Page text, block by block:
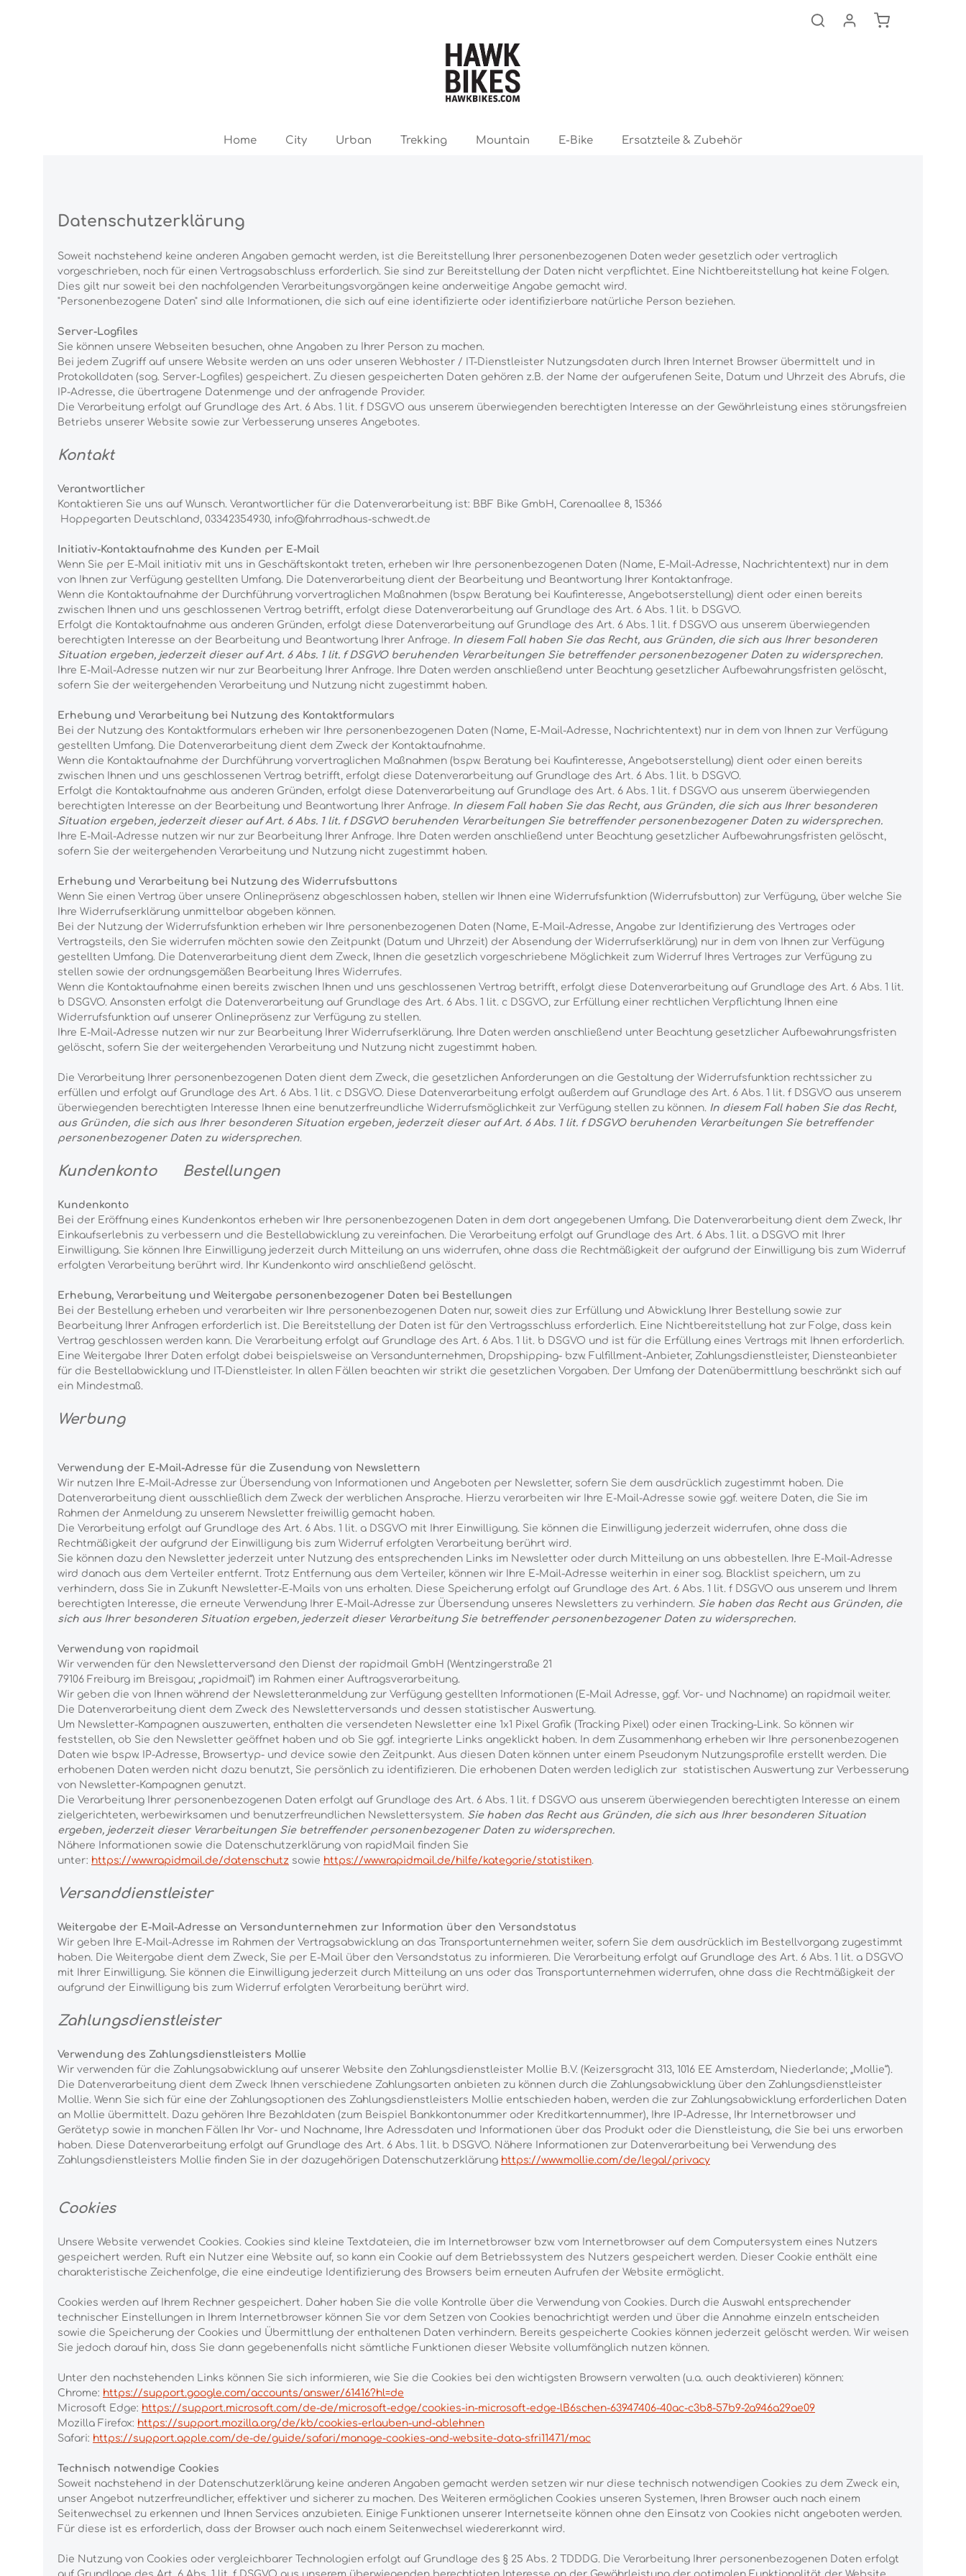
Warenkorb
Home City Urban Trekking Mountain E-Bike Ersatzteile & Zubehör
Datenschutzerklärung
Soweit nachstehend keine anderen Angaben gemacht werden, ist die Bereitstellung Ihrer personenbezogenen Daten weder gesetzlich oder vertraglich
vorgeschrieben, noch für einen Vertragsabschluss erforderlich. Sie sind zur Bereitstellung der Daten nicht verpflichtet. Eine Nichtbereitstellung hat keine Folgen.
Dies gilt nur soweit bei den nachfolgenden Verarbeitungsvorgängen keine anderweitige Angabe gemacht wird.
"Personenbezogene Daten" sind alle Informationen, die sich auf eine identifizierte oder identifizierbare natürliche Person beziehen.
Server-Logfiles
Sie können unsere Webseiten besuchen, ohne Angaben zu Ihrer Person zu machen.
Bei jedem Zugriff auf unsere Website werden an uns oder unseren Webhoster / IT-Dienstleister Nutzungsdaten durch Ihren Internet Browser übermittelt und in
Protokolldaten (sog. Server-Logfiles) gespeichert. Zu diesen gespeicherten Daten gehören z.B. der Name der aufgerufenen Seite, Datum und Uhrzeit des Abrufs, die
IP-Adresse, die übertragene Datenmenge und der anfragende Provider.
Die Verarbeitung erfolgt auf Grundlage des Art. 6 Abs. 1 lit. f DSGVO aus unserem überwiegenden berechtigten Interesse an der Gewährleistung eines störungsfreien
Betriebs unserer Website sowie zur Verbesserung unseres Angebotes.
Kontakt
Verantwortlicher
Kontaktieren Sie uns auf Wunsch. Verantwortlicher für die Datenverarbeitung ist: BBF Bike GmbH, Carenaallee 8, 15366
Hoppegarten Deutschland, 03342354930, info@fahrradhaus-schwedt.de
Initiativ-Kontaktaufnahme des Kunden per E-Mail
Wenn Sie per E-Mail initiativ mit uns in Geschäftskontakt treten, erheben wir Ihre personenbezogenen Daten (Name, E-Mail-Adresse, Nachrichtentext) nur in dem
von Ihnen zur Verfügung gestellten Umfang. Die Datenverarbeitung dient der Bearbeitung und Beantwortung Ihrer Kontaktanfrage.
Wenn die Kontaktaufnahme der Durchführung vorvertraglichen Maßnahmen (bspw. Beratung bei Kaufinteresse, Angebotserstellung) dient oder einen bereits
zwischen Ihnen und uns geschlossenen Vertrag betrifft, erfolgt diese Datenverarbeitung auf Grundlage des Art. 6 Abs. 1 lit. b DSGVO.
Erfolgt die Kontaktaufnahme aus anderen Gründen, erfolgt diese Datenverarbeitung auf Grundlage des Art. 6 Abs. 1 lit. f DSGVO aus unserem überwiegenden
berechtigten Interesse an der Bearbeitung und Beantwortung Ihrer Anfrage. In diesem Fall haben Sie das Recht, aus Gründen, die sich aus Ihrer besonderen
Situation ergeben, jederzeit dieser auf Art. 6 Abs. 1 lit. f DSGVO beruhenden Verarbeitungen Sie betreffender personenbezogener Daten zu widersprechen.
Ihre E-Mail-Adresse nutzen wir nur zur Bearbeitung Ihrer Anfrage. Ihre Daten werden anschließend unter Beachtung gesetzlicher Aufbewahrungsfristen gelöscht,
sofern Sie der weitergehenden Verarbeitung und Nutzung nicht zugestimmt haben.
Erhebung und Verarbeitung bei Nutzung des Kontaktformulars
Bei der Nutzung des Kontaktformulars erheben wir Ihre personenbezogenen Daten (Name, E-Mail-Adresse, Nachrichtentext) nur in dem von Ihnen zur Verfügung
gestellten Umfang. Die Datenverarbeitung dient dem Zweck der Kontaktaufnahme.
Wenn die Kontaktaufnahme der Durchführung vorvertraglichen Maßnahmen (bspw. Beratung bei Kaufinteresse, Angebotserstellung) dient oder einen bereits
zwischen Ihnen und uns geschlossenen Vertrag betrifft, erfolgt diese Datenverarbeitung auf Grundlage des Art. 6 Abs. 1 lit. b DSGVO.
Erfolgt die Kontaktaufnahme aus anderen Gründen, erfolgt diese Datenverarbeitung auf Grundlage des Art. 6 Abs. 1 lit. f DSGVO aus unserem überwiegenden
berechtigten Interesse an der Bearbeitung und Beantwortung Ihrer Anfrage. In diesem Fall haben Sie das Recht, aus Gründen, die sich aus Ihrer besonderen
Situation ergeben, jederzeit dieser auf Art. 6 Abs. 1 lit. f DSGVO beruhenden Verarbeitungen Sie betreffender personenbezogener Daten zu widersprechen.
Ihre E-Mail-Adresse nutzen wir nur zur Bearbeitung Ihrer Anfrage. Ihre Daten werden anschließend unter Beachtung gesetzlicher Aufbewahrungsfristen gelöscht,
sofern Sie der weitergehenden Verarbeitung und Nutzung nicht zugestimmt haben.
Erhebung und Verarbeitung bei Nutzung des Widerrufsbuttons
Wenn Sie einen Vertrag über unsere Onlinepräsenz abgeschlossen haben, stellen wir Ihnen eine Widerrufsfunktion (Widerrufsbutton) zur Verfügung, über welche Sie
Ihre Widerrufserklärung unmittelbar abgeben können.
Bei der Nutzung der Widerrufsfunktion erheben wir Ihre personenbezogenen Daten (Name, E-Mail-Adresse, Angabe zur Identifizierung des Vertrages oder
Vertragsteils, den Sie widerrufen möchten sowie den Zeitpunkt (Datum und Uhrzeit) der Absendung der Widerrufserklärung) nur in dem von Ihnen zur Verfügung
gestellten Umfang. Die Datenverarbeitung dient dem Zweck, Ihnen die gesetzlich vorgeschriebene Möglichkeit zum Widerruf Ihres Vertrages zur Verfügung zu
stellen sowie der ordnungsgemäßen Bearbeitung Ihres Widerrufes.
Wenn die Kontaktaufnahme einen bereits zwischen Ihnen und uns geschlossenen Vertrag betrifft, erfolgt diese Datenverarbeitung auf Grundlage des Art. 6 Abs. 1 lit.
b DSGVO. Ansonsten erfolgt die Datenverarbeitung auf Grundlage des Art. 6 Abs. 1 lit. c DSGVO, zur Erfüllung einer rechtlichen Verpflichtung Ihnen eine
Widerrufsfunktion auf unserer Onlinepräsenz zur Verfügung zu stellen.
Ihre E-Mail-Adresse nutzen wir nur zur Bearbeitung Ihrer Widerrufserklärung. Ihre Daten werden anschließend unter Beachtung gesetzlicher Aufbewahrungsfristen
gelöscht, sofern Sie der weitergehenden Verarbeitung und Nutzung nicht zugestimmt haben.
Die Verarbeitung Ihrer personenbezogenen Daten dient dem Zweck, die gesetzlichen Anforderungen an die Gestaltung der Widerrufsfunktion rechtssicher zu
erfüllen und erfolgt auf Grundlage des Art. 6 Abs. 1 lit. c DSGVO. Diese Datenverarbeitung erfolgt außerdem auf Grundlage des Art. 6 Abs. 1 lit. f DSGVO aus unserem
überwiegenden berechtigten Interesse Ihnen eine benutzerfreundliche Widerrufsmöglichkeit zur Verfügung stellen zu können. In diesem Fall haben Sie das Recht,
aus Gründen, die sich aus Ihrer besonderen Situation ergeben, jederzeit dieser auf Art. 6 Abs. 1 lit. f DSGVO beruhenden Verarbeitungen Sie betreffender
personenbezogener Daten zu widersprechen.
Kundenkonto Bestellungen
Kundenkonto
Bei der Eröffnung eines Kundenkontos erheben wir Ihre personenbezogenen Daten in dem dort angegebenen Umfang. Die Datenverarbeitung dient dem Zweck, Ihr
Einkaufserlebnis zu verbessern und die Bestellabwicklung zu vereinfachen. Die Verarbeitung erfolgt auf Grundlage des Art. 6 Abs. 1 lit. a DSGVO mit Ihrer
Einwilligung. Sie können Ihre Einwilligung jederzeit durch Mitteilung an uns widerrufen, ohne dass die Rechtmäßigkeit der aufgrund der Einwilligung bis zum Widerruf
erfolgten Verarbeitung berührt wird. Ihr Kundenkonto wird anschließend gelöscht.
Erhebung, Verarbeitung und Weitergabe personenbezogener Daten bei Bestellungen
Bei der Bestellung erheben und verarbeiten wir Ihre personenbezogenen Daten nur, soweit dies zur Erfüllung und Abwicklung Ihrer Bestellung sowie zur
Bearbeitung Ihrer Anfragen erforderlich ist. Die Bereitstellung der Daten ist für den Vertragsschluss erforderlich. Eine Nichtbereitstellung hat zur Folge, dass kein
Vertrag geschlossen werden kann. Die Verarbeitung erfolgt auf Grundlage des Art. 6 Abs. 1 lit. b DSGVO und ist für die Erfüllung eines Vertrags mit Ihnen erforderlich.
Eine Weitergabe Ihrer Daten erfolgt dabei beispielsweise an Versandunternehmen, Dropshipping- bzw. Fulfillment-Anbieter, Zahlungsdienstleister, Diensteanbieter
für die Bestellabwicklung und IT-Dienstleister. In allen Fällen beachten wir strikt die gesetzlichen Vorgaben. Der Umfang der Datenübermittlung beschränkt sich auf
ein Mindestmaß.
Werbung
Verwendung der E-Mail-Adresse für die Zusendung von Newslettern
Wir nutzen Ihre E-Mail-Adresse zur Übersendung von Informationen und Angeboten per Newsletter, sofern Sie dem ausdrücklich zugestimmt haben. Die
Datenverarbeitung dient ausschließlich dem Zweck der werblichen Ansprache. Hierzu verarbeiten wir Ihre E-Mail-Adresse sowie ggf. weitere Daten, die Sie im
Rahmen der Anmeldung zu unserem Newsletter freiwillig gemacht haben.
Die Verarbeitung erfolgt auf Grundlage des Art. 6 Abs. 1 lit. a DSGVO mit Ihrer Einwilligung. Sie können die Einwilligung jederzeit widerrufen, ohne dass die
Rechtmäßigkeit der aufgrund der Einwilligung bis zum Widerruf erfolgten Verarbeitung berührt wird.
Sie können dazu den Newsletter jederzeit unter Nutzung des entsprechenden Links im Newsletter oder durch Mitteilung an uns abbestellen. Ihre E-Mail-Adresse
wird danach aus dem Verteiler entfernt. Trotz Entfernung aus dem Verteiler, können wir Ihre E-Mail-Adresse weiterhin in einer sog. Blacklist speichern, um zu
verhindern, dass Sie in Zukunft Newsletter-E-Mails von uns erhalten. Diese Speicherung erfolgt auf Grundlage des Art. 6 Abs. 1 lit. f DSGVO aus unserem und Ihrem
berechtigten Interesse, die erneute Verwendung Ihrer E-Mail-Adresse zur Übersendung unseres Newsletters zu verhindern. Sie haben das Recht aus Gründen, die
sich aus Ihrer besonderen Situation ergeben, jederzeit dieser Verarbeitung Sie betreffender personenbezogener Daten zu widersprechen.
Verwendung von rapidmail
Wir verwenden für den Newsletterversand den Dienst der rapidmail GmbH (Wentzingerstraße 21
79106 Freiburg im Breisgau; „rapidmail“) im Rahmen einer Auftragsverarbeitung.
Wir geben die von Ihnen während der Newsletteranmeldung zur Verfügung gestellten Informationen (E-Mail Adresse, ggf. Vor- und Nachname) an rapidmail weiter.
Die Datenverarbeitung dient dem Zweck des Newsletterversands und dessen statistischer Auswertung.
Um Newsletter-Kampagnen auszuwerten, enthalten die versendeten Newsletter eine 1x1 Pixel Grafik (Tracking Pixel) oder einen Tracking-Link. So können wir
feststellen, ob Sie den Newsletter geöffnet haben und ob Sie ggf. integrierte Links angeklickt haben. In dem Zusammenhang erheben wir Ihre personenbezogenen
Daten wie bspw. IP-Adresse, Browsertyp- und device sowie den Zeitpunkt. Aus diesen Daten können unter einem Pseudonym Nutzungsprofile erstellt werden. Die
erhobenen Daten werden nicht dazu benutzt, Sie persönlich zu identifizieren. Die erhobenen Daten werden lediglich zur statistischen Auswertung zur Verbesserung
von Newsletter-Kampagnen genutzt.
Die Verarbeitung Ihrer personenbezogenen Daten erfolgt auf Grundlage des Art. 6 Abs. 1 lit. f DSGVO aus unserem überwiegenden berechtigten Interesse an einem
zielgerichteten, werbewirksamen und benutzerfreundlichen Newslettersystem. Sie haben das Recht aus Gründen, die sich aus Ihrer besonderen Situation
ergeben, jederzeit dieser Verarbeitungen Sie betreffender personenbezogener Daten zu widersprechen.
Nähere Informationen sowie die Datenschutzerklärung von rapidMail finden Sie
unter: https://www.rapidmail.de/datenschutz sowie https://www.rapidmail.de/hilfe/kategorie/statistiken.
Versanddienstleister
Weitergabe der E-Mail-Adresse an Versandunternehmen zur Information über den Versandstatus
Wir geben Ihre E-Mail-Adresse im Rahmen der Vertragsabwicklung an das Transportunternehmen weiter, sofern Sie dem ausdrücklich im Bestellvorgang zugestimmt
haben. Die Weitergabe dient dem Zweck, Sie per E-Mail über den Versandstatus zu informieren. Die Verarbeitung erfolgt auf Grundlage des Art. 6 Abs. 1 lit. a DSGVO
mit Ihrer Einwilligung. Sie können die Einwilligung jederzeit durch Mitteilung an uns oder das Transportunternehmen widerrufen, ohne dass die Rechtmäßigkeit der
aufgrund der Einwilligung bis zum Widerruf erfolgten Verarbeitung berührt wird.
Zahlungsdienstleister
Verwendung des Zahlungsdienstleisters Mollie
Wir verwenden für die Zahlungsabwicklung auf unserer Website den Zahlungsdienstleister Mollie B.V. (Keizersgracht 313, 1016 EE Amsterdam, Niederlande; „Mollie“).
Die Datenverarbeitung dient dem Zweck Ihnen verschiedene Zahlungsarten anbieten zu können durch die Zahlungsabwicklung über den Zahlungsdienstleister
Mollie. Wenn Sie sich für eine der Zahlungsoptionen des Zahlungsdienstleisters Mollie entschieden haben, werden die zur Zahlungsabwicklung erforderlichen Daten
an Mollie übermittelt. Dazu gehören Ihre Bezahldaten (zum Beispiel Bankkontonummer oder Kreditkartennummer), Ihre IP-Adresse, Ihr Internetbrowser und
Gerätetyp sowie in manchen Fällen Ihr Vor- und Nachname, Ihre Adressdaten und Informationen über das Produkt oder die Dienstleistung, die Sie bei uns erworben
haben. Diese Datenverarbeitung erfolgt auf Grundlage des Art. 6 Abs. 1 lit. b DSGVO. Nähere Informationen zur Datenverarbeitung bei Verwendung des
Zahlungsdienstleisters Mollie finden Sie in der dazugehörigen Datenschutzerklärung https://www.mollie.com/de/legal/privacy
Cookies
Unsere Website verwendet Cookies. Cookies sind kleine Textdateien, die im Internetbrowser bzw. vom Internetbrowser auf dem Computersystem eines Nutzers
gespeichert werden. Ruft ein Nutzer eine Website auf, so kann ein Cookie auf dem Betriebssystem des Nutzers gespeichert werden. Dieser Cookie enthält eine
charakteristische Zeichenfolge, die eine eindeutige Identifizierung des Browsers beim erneuten Aufrufen der Website ermöglicht.
Cookies werden auf Ihrem Rechner gespeichert. Daher haben Sie die volle Kontrolle über die Verwendung von Cookies. Durch die Auswahl entsprechender
technischer Einstellungen in Ihrem Internetbrowser können Sie vor dem Setzen von Cookies benachrichtigt werden und über die Annahme einzeln entscheiden
sowie die Speicherung der Cookies und Übermittlung der enthaltenen Daten verhindern. Bereits gespeicherte Cookies können jederzeit gelöscht werden. Wir weisen
Sie jedoch darauf hin, dass Sie dann gegebenenfalls nicht sämtliche Funktionen dieser Website vollumfänglich nutzen können.
Unter den nachstehenden Links können Sie sich informieren, wie Sie die Cookies bei den wichtigsten Browsern verwalten (u.a. auch deaktivieren) können:
Chrome: https://support.google.com/accounts/answer/61416?hl=de
Microsoft Edge: https://support.microsoft.com/de-de/microsoft-edge/cookies-in-microsoft-edge-lB6schen-63947406-40ac-c3b8-57b9-2a946a29ae09
Mozilla Firefox: https://support.mozilla.org/de/kb/cookies-erlauben-und-ablehnen
Safari: https://support.apple.com/de-de/guide/safari/manage-cookies-and-website-data-sfri11471/mac
Technisch notwendige Cookies
Soweit nachstehend in der Datenschutzerklärung keine anderen Angaben gemacht werden setzen wir nur diese technisch notwendigen Cookies zu dem Zweck ein,
unser Angebot nutzerfreundlicher, effektiver und sicherer zu machen. Des Weiteren ermöglichen Cookies unseren Systemen, Ihren Browser auch nach einem
Seitenwechsel zu erkennen und Ihnen Services anzubieten. Einige Funktionen unserer Internetseite können ohne den Einsatz von Cookies nicht angeboten werden.
Für diese ist es erforderlich, dass der Browser auch nach einem Seitenwechsel wiedererkannt wird.
Die Nutzung von Cookies oder vergleichbarer Technologien erfolgt auf Grundlage des § 25 Abs. 2 TDDDG. Die Verarbeitung Ihrer personenbezogenen Daten erfolgt